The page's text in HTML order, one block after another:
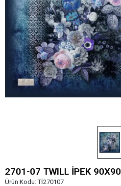
2701-07 TWILL İPEK 90X90
Ürün Kodu:Tİ270107